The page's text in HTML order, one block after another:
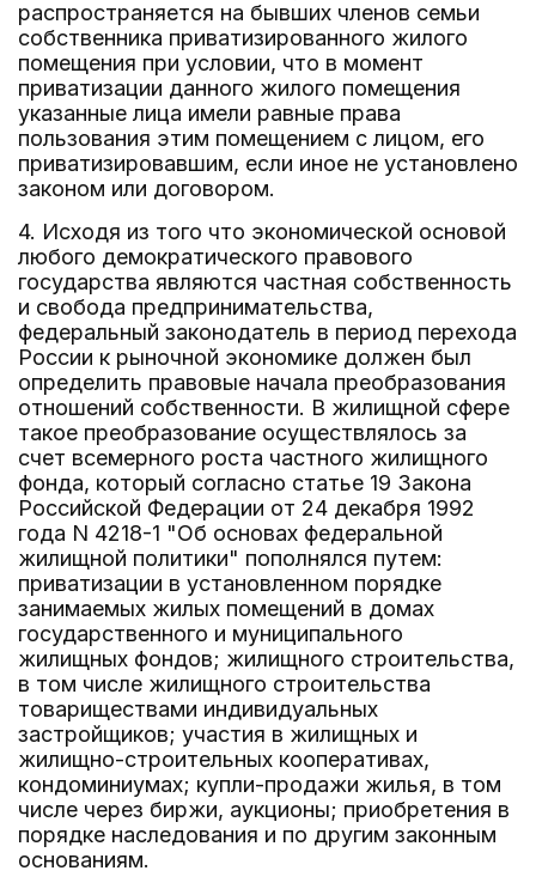
распространяется на бывших членов семьи
собственника приватизированного жилого
помещения при условии, что в момент
приватизации данного жилого помещения
указанные лица имели равные права
пользования этим помещением с лицом, его
приватизировавшим, если иное не установлено
законом или договором.
4. Исходя из того что экономической основой
любого демократического правового
государства являются частная собственность
и свобода предпринимательства,
федеральный законодатель в период перехода
России к рыночной экономике должен был
определить правовые начала преобразования
отношений собственности. В жилищной сфере
такое преобразование осуществлялось за
счет всемерного роста частного жилищного
фонда, который согласно статье 19 Закона
Российской Федерации от 24 декабря 1992
года N 4218-1 "Об основах федеральной
жилищной политики" пополнялся путем:
приватизации в установленном порядке
занимаемых жилых помещений в домах
государственного и муниципального
жилищных фондов; жилищного строительства,
в том числе жилищного строительства
товариществами индивидуальных
застройщиков; участия в жилищных и
жилищно-строительных кооперативах,
кондоминиумах; купли-продажи жилья, в том
числе через биржи, аукционы; приобретения в
порядке наследования и по другим законным
основаниям.